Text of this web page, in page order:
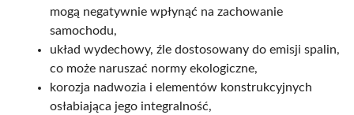
mogą negatywnie wpłynąć na zachowanie
samochodu,
układ wydechowy, źle dostosowany do emisji spalin,
co może naruszać normy ekologiczne,
korozja nadwozia i elementów konstrukcyjnych
osłabiająca jego integralność,